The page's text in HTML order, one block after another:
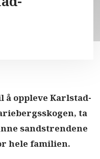
oppleve Karlstad-
ta
sandstrendene
hele familien.